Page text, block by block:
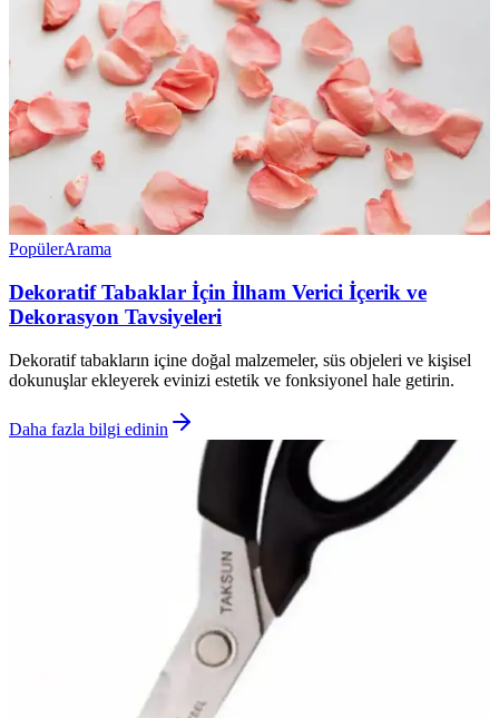
PopülerArama
Dekoratif Tabaklar İçin İlham Verici İçerik ve
Dekorasyon Tavsiyeleri
Dekoratif tabakların içine doğal malzemeler, süs objeleri ve kişisel
dokunuşlar ekleyerek evinizi estetik ve fonksiyonel hale getirin.
Daha fazla bilgi edinin